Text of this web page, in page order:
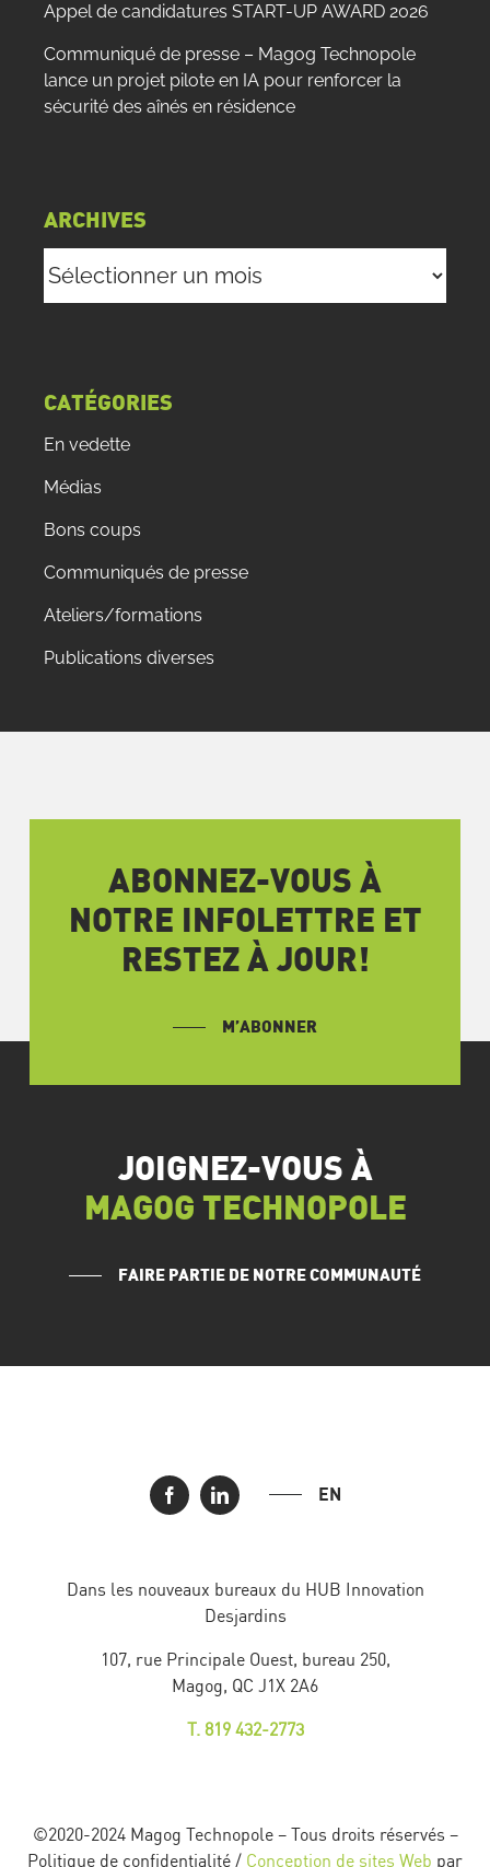
Appel de candidatures START-UP AWARD 2026
Communiqué de presse – Magog Technopole
lance un projet pilote en IA pour renforcer la
sécurité des aînés en résidence
ARCHIVES
CATÉGORIES
En vedette
Médias
Bons coups
Communiqués de presse
Ateliers/formations
Publications diverses
ABONNEZ-VOUS À
NOTRE INFOLETTRE ET
RESTEZ À JOUR!
M’ABONNER
JOIGNEZ-VOUS À
MAGOG TECHNOPOLE
FAIRE PARTIE DE NOTRE COMMUNAUTÉ
EN
Dans les nouveaux bureaux du HUB Innovation
Desjardins
107, rue Principale Ouest, bureau 250,
Magog, QC J1X 2A6
T. 819 432-2773
©2020-2024 Magog Technopole – Tous droits réservés –
Politique de confidentialité / Conception de sites Web par